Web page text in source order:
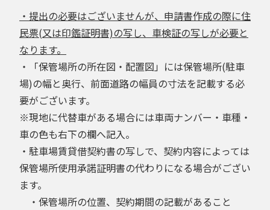
・提出の必要はございませんが、申請書作成の際に住
民票(又は印鑑証明書)の写し、車検証の写しが必要と
なります。
・「保管場所の所在図・配置図」には保管場所(駐車
場)の幅と奥行、前面道路の幅員の寸法を記載する必
要がございます。
※現地に代替車がある場合には車両ナンバー・車種・
車の色も右下の欄へ記入。
・駐車場賃貸借契約書の写しで、契約内容によっては
保管場所使用承諾証明書の代わりになる場合がござい
ます。
・保管場所の位置、契約期間の記載があること